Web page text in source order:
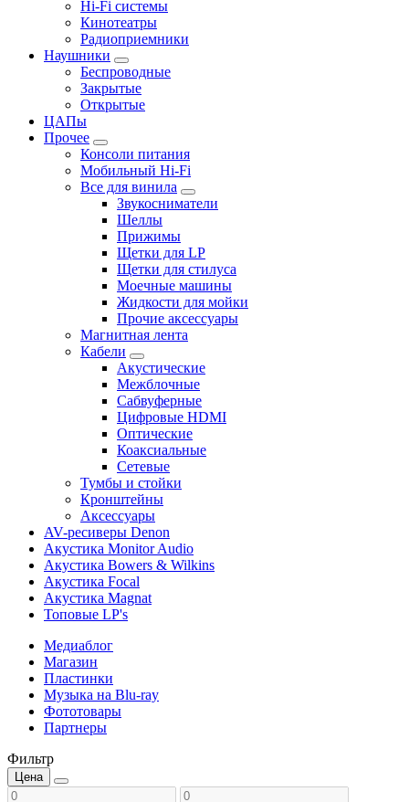
Hi-Fi системы
Кинотеатры
Радиоприемники
Наушники
Беспроводные
Закрытые
Открытые
ЦАПы
Прочее
Консоли питания
Мобильный Hi-Fi
Все для винила
Звукосниматели
Шеллы
Прижимы
Щетки для LP
Щетки для стилуса
Моечные машины
Жидкости для мойки
Прочие аксессуары
Магнитная лента
Кабели
Акустические
Межблочные
Сабвуферные
Цифровые HDMI
Оптические
Коаксиальные
Сетевые
Тумбы и стойки
Кронштейны
Аксессуары
AV-ресиверы Denon
Акустика Monitor Audio
Акустика Bowers & Wilkins
Акустика Focal
Акустика Magnat
Топовые LP's
Медиаблог
Магазин
Пластинки
Музыка на Blu-ray
Фототовары
Партнеры
Фильтр
Цена